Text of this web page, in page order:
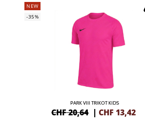
NEW
-35%
PARK VIII TRIKOT KIDS
CHF 20,64 |CHF 13,42